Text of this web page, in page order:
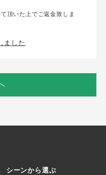
頂いた上でご返金致しま
ました
シーンから選ぶ